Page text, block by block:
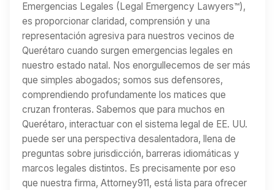
Emergencias Legales (Legal Emergency Lawyers™),
es proporcionar claridad, comprensión y una
representación agresiva para nuestros vecinos de
Querétaro cuando surgen emergencias legales en
nuestro estado natal. Nos enorgullecemos de ser más
que simples abogados; somos sus defensores,
comprendiendo profundamente los matices que
cruzan fronteras. Sabemos que para muchos en
Querétaro, interactuar con el sistema legal de EE. UU.
puede ser una perspectiva desalentadora, llena de
preguntas sobre jurisdicción, barreras idiomáticas y
marcos legales distintos. Es precisamente por eso
que nuestra firma, Attorney911, está lista para ofrecer